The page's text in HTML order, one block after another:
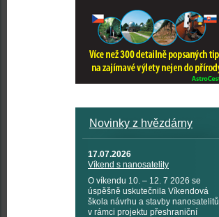
Novinky z hvězdárny
17.07.2026
Víkend s nanosatelity
O víkendu 10. – 12. 7 2026 se
úspěšně uskutečnila Víkendová
škola návrhu a stavby nanosatelitů
v rámci projektu přeshraniční